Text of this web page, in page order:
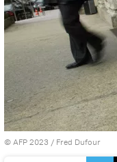
© AFP 2023 / Fred Dufour